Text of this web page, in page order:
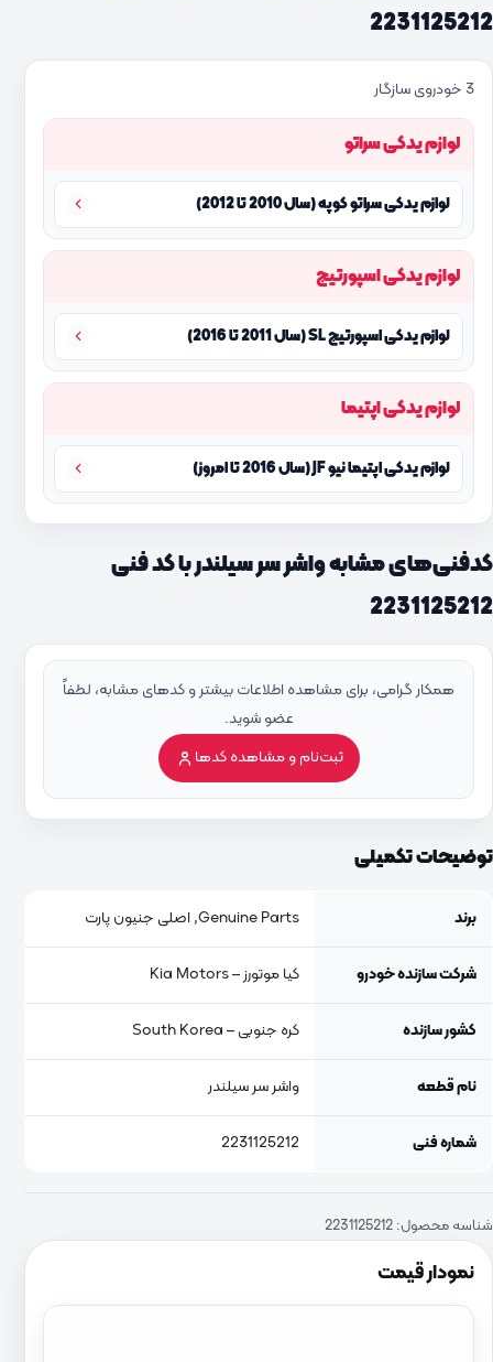
نمودار قیمت
2231125212
3 خودروی سازگار
لوازم یدکی سراتو
لوازم یدکی سراتو کوپه (سال 2010 تا 2012)
لوازم یدکی اسپورتیج
لوازم یدکی اسپورتیج SL (سال 2011 تا 2016)
لوازم یدکی اپتیما
لوازم یدکی اپتیما نیو JF (سال 2016 تا امروز)
کدفنی‌های مشابه واشر سر سیلندر با کد فنی
2231125212
همکار گرامی، برای مشاهده اطلاعات بیشتر و کدهای مشابه، لطفاً
عضو شوید.
ثبت‌نام و مشاهده کدها
توضیحات تکمیلی
برند Genuine Parts, اصلی جنیون پارت
شرکت سازنده خودرو کیا موتورز – Kia Motors
کشور سازنده کره جنوبی – South Korea
نام قطعه واشر سر سیلندر
شماره فنی 2231125212
شناسه محصول: 2231125212